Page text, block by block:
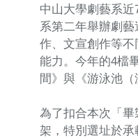
中山大學劇藝系
系第二年舉辦劇
作、文宣創作等
能力。今年的4檔
間》與《游泳池
為了扣合本次「
架，特別選址於